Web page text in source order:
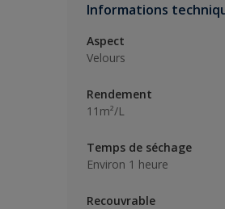
Informations
Aspect
Velours
Rendement
11m²/L
Temps de séchage
Environ 1 heure
Recouvrable